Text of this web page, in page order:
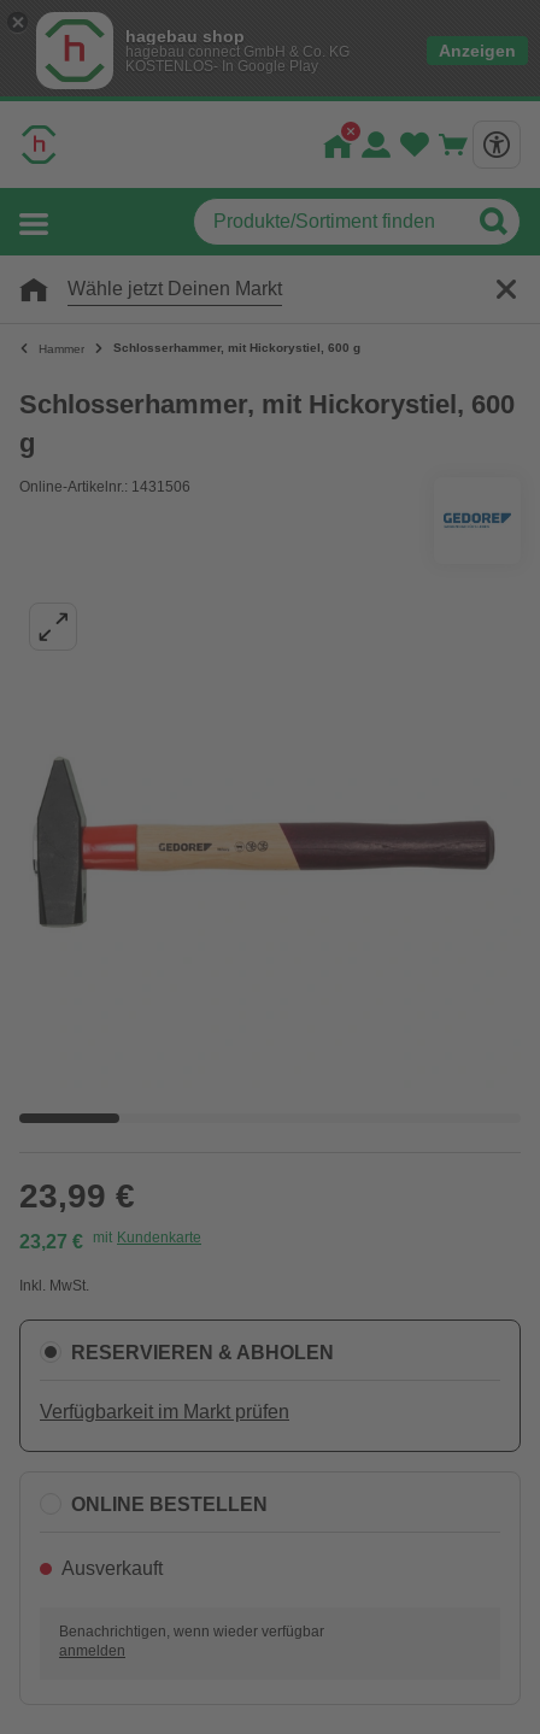
hagebau shop
hagebau connect GmbH & Co. KG
KOSTENLOS- In Google Play
Anzeigen
Wähle jetzt Deinen Markt
Hammer Schlosserhammer, mit Hickorystiel, 600 g
Schlosserhammer, mit Hickorystiel, 600
g
Online-Artikelnr.: 1431506
23,99 €
23,27 € mit Kundenkarte
Inkl. MwSt.
RESERVIEREN & ABHOLEN
Verfügbarkeit im Markt prüfen
ONLINE BESTELLEN
Ausverkauft
Benachrichtigen, wenn wieder verfügbar
anmelden